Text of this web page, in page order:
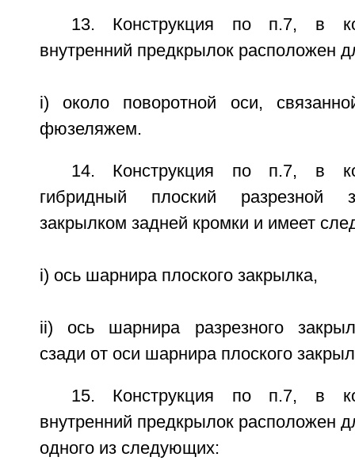
13. Конструкция по п.7, в
внутренний предкрылок расположен
i) около поворотной оси,
фюзеляжем.
14. Конструкция по п.7, в
гибридный плоский разрезной
закрылком задней кромки и имеет
i) ось шарнира плоского закрылка,
ii) ось шарнира разрезного
сзади от оси шарнира плоского
15. Конструкция по п.7, в
внутренний предкрылок расположен
одного из следующих: